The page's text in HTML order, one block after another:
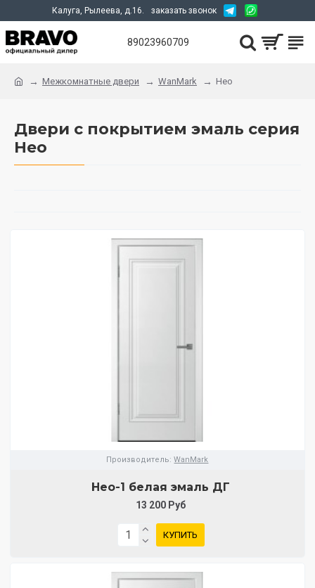
Калуга, Рылеева, д.16. заказать звонок
89023960709
Межкомнатные двери WanMark Нео
Двери с покрытием эмаль серия
Нео
Производитель: WanMark
Нео-1 белая эмаль ДГ
13 200 Руб
КУПИТЬ